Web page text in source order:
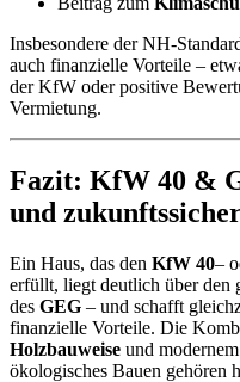
Insbesondere der NH-
auch finanzielle Vorteile –
der KfW oder positive
Vermietung.
Fazit: KfW 40 &
und
Ein Haus, das den KfW 40–
erfüllt, liegt deutlich über den
des GEG – und schafft
finanzielle Vorteile. Die
Holzbauweise und
ökologisches Bauen gehören